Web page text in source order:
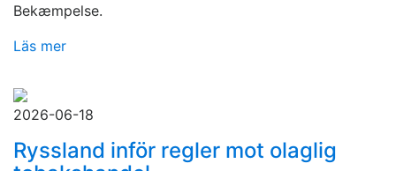
Bekæmpelse.
Läs mer
2026-06-18
Ryssland inför regler mot olaglig